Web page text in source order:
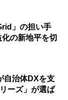
」の担い手
の新地平を切
自治体DXを支
ーズ」が選ば